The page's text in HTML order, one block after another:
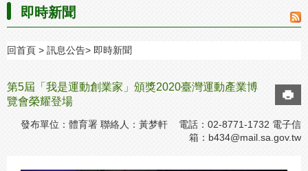
即時新聞
回首頁 訊息公告 即時新聞
第5屆「我是運動創業家」頒獎2020臺灣運動產業博
覽會榮耀登場
發布單位：體育署 聯絡人：黃梦軒 電話：02-8771-1732 電子信
箱： b434@mail.sa.gov.tw